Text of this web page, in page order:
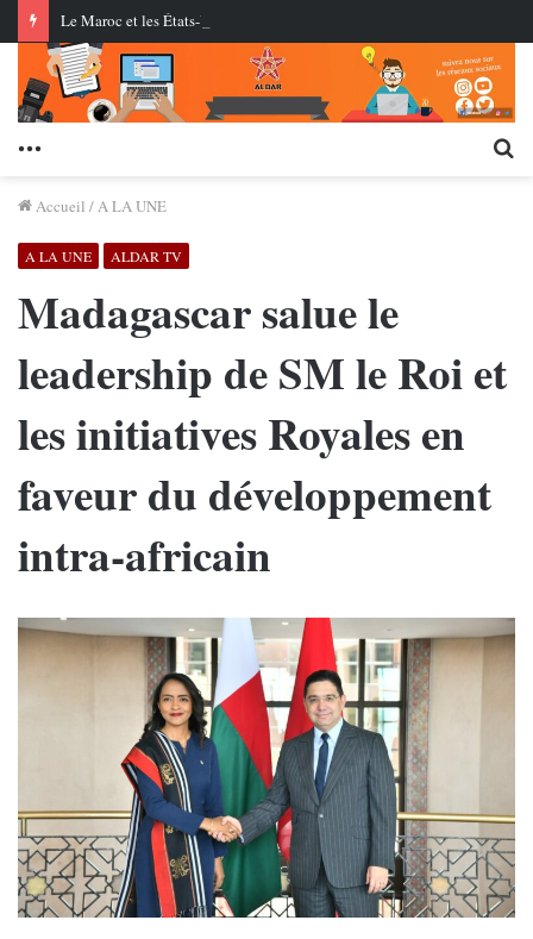
Accueil /A LA UNE
A LA UNE ALDAR TV
Madagascar salue le
leadership de SM le Roi et
les initiatives Royales en
faveur du développement
intra-africain